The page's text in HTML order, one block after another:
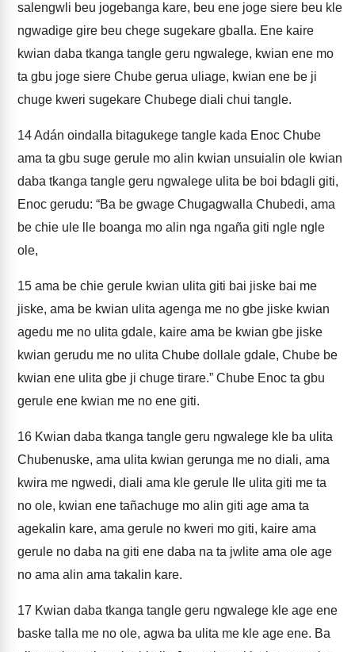
salengwli beu jogebanga kare, beu ene joge siere beu kle
ngwadige gire beu chege sugekare gballa. Ene kaire
kwian daba tkanga tangle geru ngwalege, kwian ene mo
ta gbu joge siere Chube gerua uliage, kwian ene be ji
chuge kweri sugekare Chubege diali chui tangle.
14Adán oindalla bitagukege tangle kada Enoc Chube
ama ta gbu suge gerule mo alin kwian unsuialin ole kwian
daba tkanga tangle geru ngwalege ulita be boi bdagli giti,
Enoc gerudu: “Ba be gwage Chugagwalla Chubedi, ama
be chie ule lle boanga mo alin nga ngaña giti ngle ngle
ole,
15 ama be chie gerule kwian ulita giti bai jiske bai me
jiske, ama be kwian ulita agenga me no gbe jiske kwian
agedu me no ulita gdale, kaire ama be kwian gbe jiske
kwian gerudu me no ulita Chube dollale gdale, Chube be
kwian ene ulita gbe ji chuge tirare.” Chube Enoc ta gbu
gerule ene kwian me no ene giti.
16 Kwian daba tkanga tangle geru ngwalege kle ba ulita
Chubenuske, ama ulita kwian gerunga me no diali, ama
kwira me ngwedi, diali ama kle gerule lle ulita giti me ta
no ole, kwian ene tañachuge mo alin giti age ama ta
agekalin kare, ama gerule no kweri mo giti, kaire ama
gerule no daba na giti ene daba na ta jwlite ama ole age
no ama alin ama takalin kare.
17 Kwian daba tkanga tangle geru ngwalege kle age ene
baske talla me no ole, agwa ba ulita me kle age ene. Ba